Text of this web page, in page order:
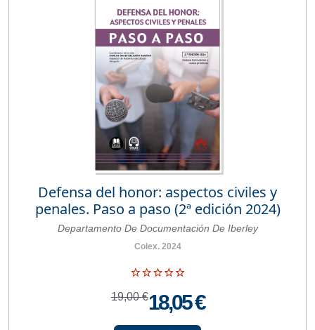
Defensa del honor: aspectos civiles y
penales. Paso a paso (2ª edición 2024)
Departamento De Documentación De Iberley
Colex. 2024
19,00 €18,05 €